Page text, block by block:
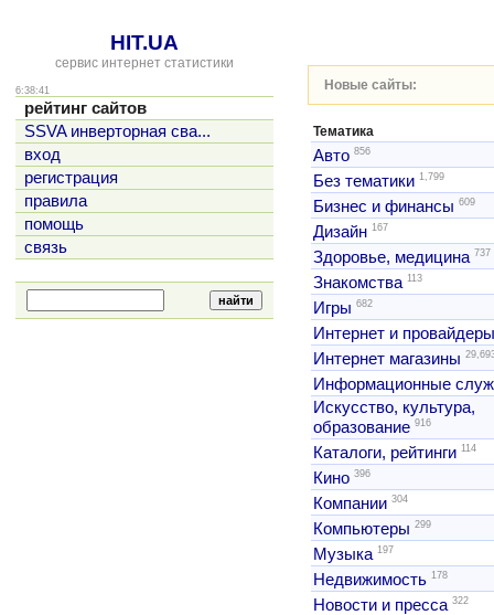
HIT.UA
сервис интернет статистики
6:38:41
рейтинг сайтов
SSVA инверторная сва...
вход
регистрация
правила
помощь
связь
Новые сайты:
Тематика
Авто 856
Без тематики 1,799
Бизнес и финансы 609
Дизайн 167
Здоровье, медицина 737
Знакомства 113
Игры 682
Интернет и провайдеры
Интернет магазины
Информационные
Искусство, культура,
образование 916
Каталоги, рейтинги 114
Кино 396
Компании 304
Компьютеры 299
Музыка 197
Недвижимость 178
Новости и пресса 322